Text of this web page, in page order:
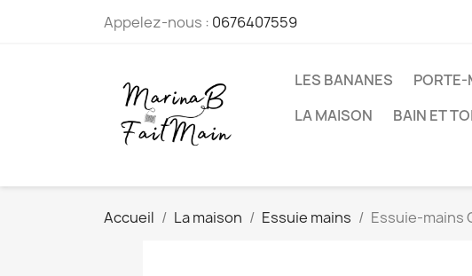
Appelez-nous : 0676407559
LES BANANES
LA MAISON
BAIN ET
Accueil La maison Essuie mains Essuie-mains